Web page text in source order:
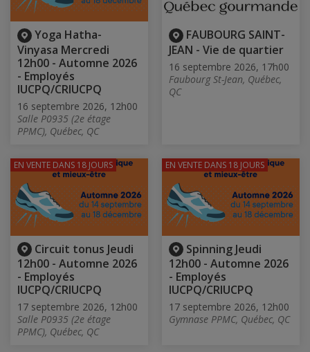
Yoga Hatha-
Vinyasa Mercredi
12h00 - Automne 2026
- Employés
IUCPQ/CRIUCPQ
16 septembre 2026, 12h00
Salle P0935 (2e étage
PPMC), Québec, QC
FAUBOURG SAINT-
JEAN - Vie de quartier
16 septembre 2026, 17h00
Faubourg St-Jean, Québec,
QC
Circuit tonus Jeudi
12h00 - Automne 2026
- Employés
IUCPQ/CRIUCPQ
17 septembre 2026, 12h00
Salle P0935 (2e étage
PPMC), Québec, QC
EN VENTE DANS 18 JOURS
Spinning Jeudi
12h00 - Automne 2026
- Employés
IUCPQ/CRIUCPQ
17 septembre 2026, 12h00
Gymnase PPMC, Québec, QC
EN VENTE DANS 18 JOURS